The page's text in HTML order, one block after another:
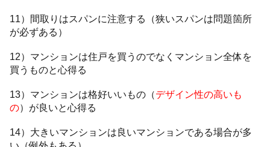
11）間取りはスパンに注意する（狭いスパンは問題箇所
が必ずある）
12）マンションは住戸を買うのでなくマンション全体を
買うものと心得る
13）マンションは格好いいもの（デザイン性の高いも
の）が良いと心得る
14）大きいマンションは良いマンションである場合が多